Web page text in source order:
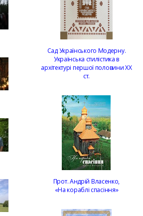
Сад Українського Модерну.
Українська стилістика в
архітектурі першої половини ХХ
ст.
Прот. Андрій Власенко,
«На кораблі спасіння»